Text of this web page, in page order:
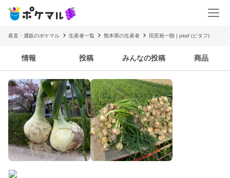
産直・通販のポケマル 生産者一覧 熊本県の生産者 田尻裕一朗 | pitaf (ピタフ)
情報 投稿 みんなの投稿 商品